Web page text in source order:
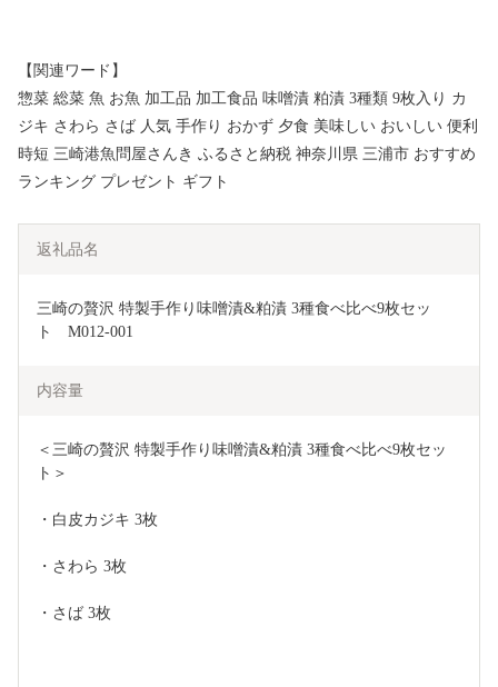
【関連ワード】
惣菜 総菜 魚 お魚 加工品 加工食品 味噌漬 粕漬 3種類 9枚入り カ
ジキ さわら さば 人気 手作り おかず 夕食 美味しい おいしい 便利
時短 三崎港魚問屋さんき ふるさと納税 神奈川県 三浦市 おすすめ
ランキング プレゼント ギフト
返礼品名
三崎の贅沢 特製手作り味噌漬&粕漬 3種食べ比べ9枚セッ
ト　M012-001
内容量
＜三崎の贅沢 特製手作り味噌漬&粕漬 3種食べ比べ9枚セッ
ト＞
・白皮カジキ 3枚
・さわら 3枚
・さば 3枚